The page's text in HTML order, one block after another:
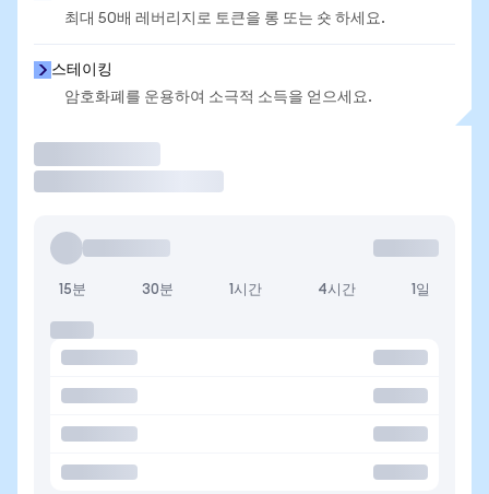
최대 50배 레버리지로 토큰을 롱 또는 숏 하세요.
스테이킹
암호화폐를 운용하여 소극적 소득을 얻으세요.
15분 30분 1시간 4시간 1일